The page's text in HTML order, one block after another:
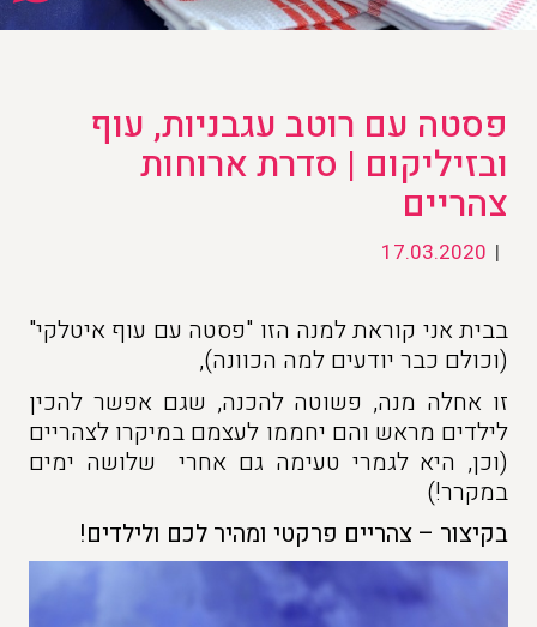
פסטה עם רוטב עגבניות, עוף
ובזיליקום | סדרת ארוחות
צהריים
|
17.03.2020
בבית אני קוראת למנה הזו "פסטה עם עוף איטלקי"
(וכולם כבר יודעים למה הכוונה),
זו אחלה מנה, פשוטה להכנה, שגם אפשר להכין
לילדים מראש והם יחממו לעצמם במיקרו לצהריים
(וכן, היא לגמרי טעימה גם אחרי שלושה ימים
במקרר!)
בקיצור – צהריים פרקטי ומהיר לכם ולילדים!